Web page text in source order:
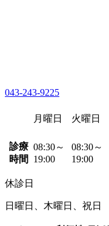
043-243-9225
月曜日 火曜日
診療
時間
08:30～
19:00
08:30～
19:00
休診日
日曜日、木曜日、祝日